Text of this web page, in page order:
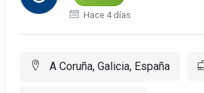
Hace 4 días
A Coruña, Galicia, España